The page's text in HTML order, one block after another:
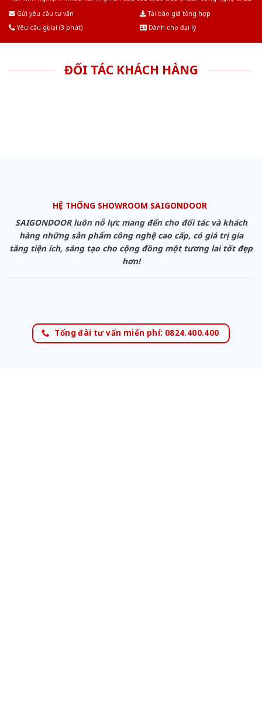
Gửi yêu cầu tư vấn
Tải báo giá tổng hợp
Yêu cầu gọi lại (3 phút)
Dành cho đại lý
ĐỐI TÁC KHÁCH HÀNG
HỆ THỐNG SHOWROOM SAIGONDOOR
SAIGONDOOR luôn nỗ lực mang đến cho đối tác và khách
hàng những sản phẩm công nghệ cao cấp, có giá trị gia
tăng tiện ích, sáng tạo cho cộng đồng một tương lai tốt đẹp
hơn!
Tổng đài tư vấn miễn phí: 0824.400.400